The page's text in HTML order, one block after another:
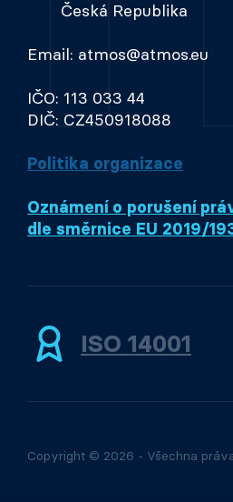
Česká Republika
Email: atmos@atmos.eu
IČO: 113 033 44
DIČ: CZ450918088
Politika organizace
Oznámení o porušení
dle směrnice EU 2019/
ISO 14001
Copyright © 2026 - Všechna